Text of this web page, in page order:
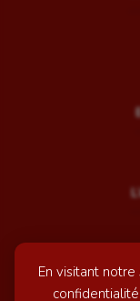
En visitant